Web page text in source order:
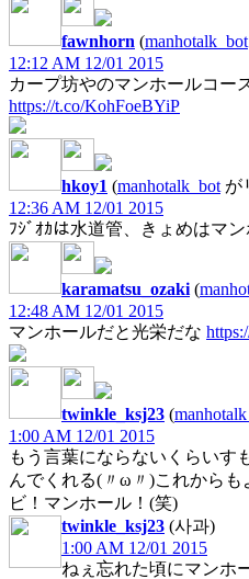
fawnhorn (manhotalk_bot
12:12 AM 12/01 2015
カープ坊やのマンホールコー
https://t.co/KohFoeBYiP
hkoy1 (manhotalk_bot が
12:36 AM 12/01 2015
ﾌｼﾞｵｶは水道管、きょめはマ
karamatsu_ozaki (
12:48 AM 12/01 2015
マンホールだと光栄だな
twinkle_ksj23 (
1:00 AM 12/01 2015
もう言葉にならないくらい
んでくれる(〃ω〃)これから
ビ！マンホール！(笑)
twinkle_ksj23 (사과)
1:00 AM 12/01 2015
ねぇ忘れた頃にマンホ